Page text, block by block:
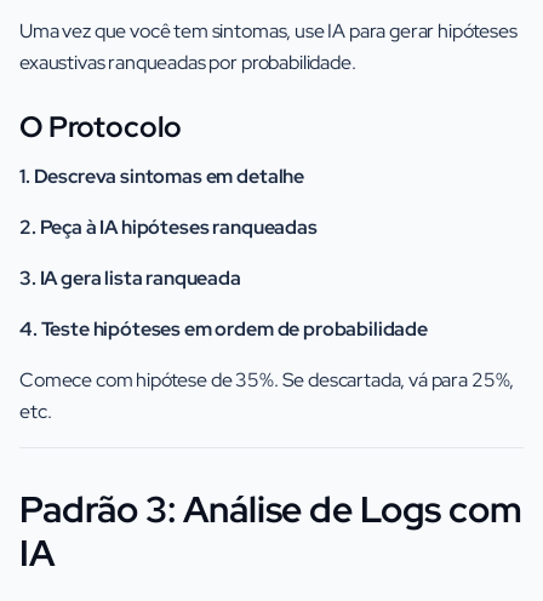
Uma vez que você tem sintomas, use IA para gerar hipóteses
exaustivas ranqueadas por probabilidade.
O Protocolo
1. Descreva sintomas em detalhe
2. Peça à IA hipóteses ranqueadas
3. IA gera lista ranqueada
4. Teste hipóteses em ordem de probabilidade
Comece com hipótese de 35%. Se descartada, vá para 25%,
etc.
Padrão 3: Análise de Logs com
IA